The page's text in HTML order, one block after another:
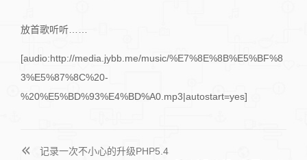
放首歌听听……
[audio:http://media.jybb.me/music/%E7%8E%8B%E5%BF%8
3%E5%87%8C%20-
%20%E5%BD%93%E4%BD%A0.mp3|autostart=yes]
记录一次不小心的升级PHP5.4